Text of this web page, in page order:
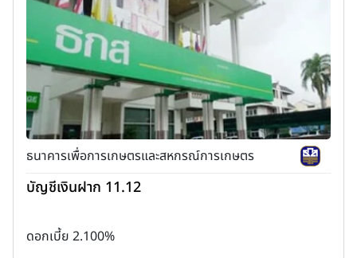
ธนาคารเพื่อการเกษตรและสหกรณ์การเกษตร
บัญชีเงินฝาก 11.12
ดอกเบี้ย 2.100%